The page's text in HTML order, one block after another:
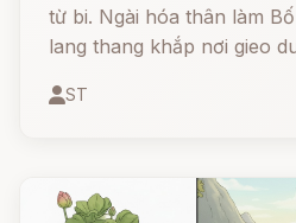
từ bi. Ngài hóa thân làm
lang thang khắp nơi gieo
tiếng cười, niềm vui và lòng
ST